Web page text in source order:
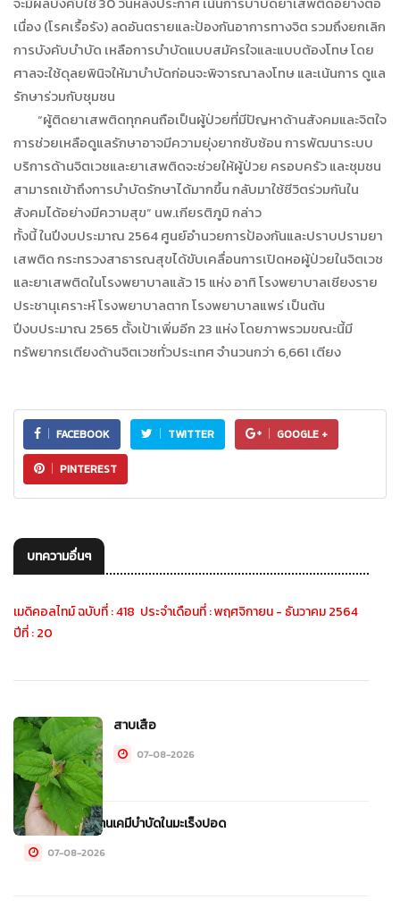
เนื่อง (โรคเรื้อรัง) ลดอันตรายและป้องกันอาการทางจิต รวมถึงยกเลิก
การบังคับบำบัด เหลือการบำบัดแบบสมัครใจและแบบต้องโทษ โดย
ศาลจะใช้ดุลยพินิจให้มาบำบัดก่อนจะพิจารณาลงโทษ และเน้นการ ดูแล
รักษาร่วมกับชุมชน
“ผู้ติดยาเสพติดทุกคนถือเป็นผู้ป่วยที่มีปัญหาด้านสังคมและจิตใจ
การช่วยเหลือดูแลรักษาอาจมีความยุ่งยากซับซ้อน การพัฒนาระบบ
บริการด้านจิตเวชและยาเสพติดจะช่วยให้ผู้ป่วย ครอบครัว และชุมชน
สามารถเข้าถึงการบำบัดรักษาได้มากขึ้น กลับมาใช้ชีวิตร่วมกันใน
สังคมได้อย่างมีความสุข” นพ.เกียรติภูมิ กล่าว
ทั้งนี้ ในปีงบประมาณ 2564 ศูนย์อำนวยการป้องกันและปราบปรามยา
เสพติด กระทรวงสาธารณสุขได้ขับเคลื่อนการเปิดหอผู้ป่วยในจิตเวช
และยาเสพติดในโรงพยาบาลแล้ว 15 แห่ง อาทิ โรงพยาบาลเชียงราย
ประชานุเคราะห์ โรงพยาบาลตาก โรงพยาบาลแพร่ เป็นต้น
ปีงบประมาณ 2565 ตั้งเป้าเพิ่มอีก 23 แห่ง โดยภาพรวมขณะนี้มี
ทรัพยากรเตียงด้านจิตเวชทั่วประเทศ จำนวนกว่า 6,661 เตียง
FACEBOOK TWITTER GOOGLE +
PINTEREST
บทความอื่นๆ
เมดิคอลไทม์ ฉบับที่ : 418 ประจำเดือนที่ : พฤศจิกายน - ธันวาคม 2564
ปีที่ : 20
สาบเสือ
07-08-2026
ADC ใหม่อาจแทนเคมีบำบัดในมะเร็งปอด
07-08-2026